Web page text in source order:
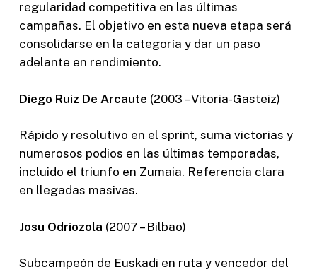
regularidad competitiva en las últimas
campañas. El objetivo en esta nueva etapa será
consolidarse en la categoría y dar un paso
adelante en rendimiento.
Diego Ruiz De Arcaute (2003 – Vitoria-Gasteiz)
Rápido y resolutivo en el sprint, suma victorias y
numerosos podios en las últimas temporadas,
incluido el triunfo en Zumaia. Referencia clara
en llegadas masivas.
Josu Odriozola (2007 – Bilbao)
Subcampeón de Euskadi en ruta y vencedor del